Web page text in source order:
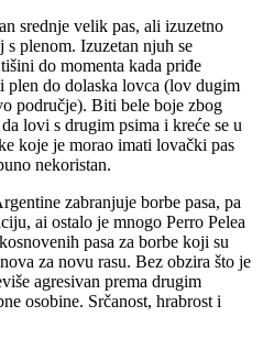
srednje velik pas, ali izuzetno
s plenom. Izuzetan njuh se
do momenta kada priđe
plen do dolaska lovca (lov dugim
područje). Biti bele boje zbog
lovi s drugim psima i kreće se u
koje je morao imati lovački pas
nekoristan.
zabranjuje borbe pasa, pa
ai ostalo je mnogo Perro Pelea
pasa za borbe koji su
za novu rasu. Bez obzira što je
agresivan prema drugim
osobine. Srčanost, hrabrost i